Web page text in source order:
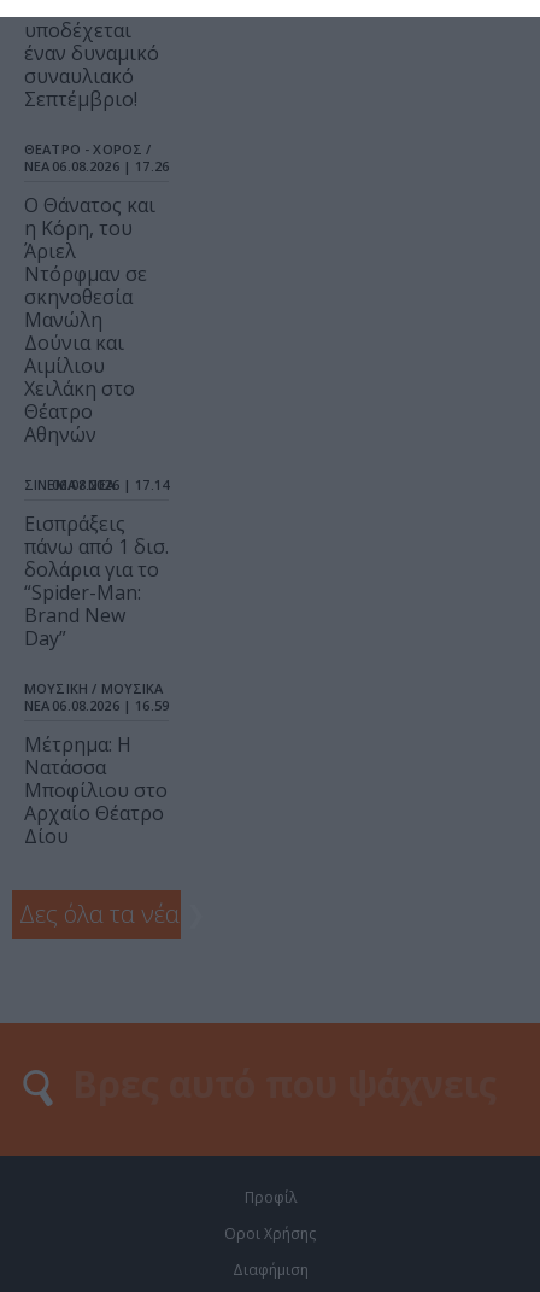
υποδέχεται
έναν δυναμικό
συναυλιακό
Σεπτέμβριο!
ΘΕΑΤΡΟ - ΧΟΡΟΣ /
ΝΕΑ 06.08.2026 | 17.26
Ο Θάνατος και
η Κόρη, του
Άριελ
Ντόρφμαν σε
σκηνοθεσία
Μανώλη
Δούνια και
Αιμίλιου
Χειλάκη στο
Θέατρο
Αθηνών
ΣΙΝΕΜΑ / ΝΕΑ
06.08.2026 | 17.14
Εισπράξεις
πάνω από 1 δισ.
δολάρια για το
“Spider-Man:
Brand New
Day”
ΜΟΥΣΙΚΗ / ΜΟΥΣΙΚΑ
ΝΕΑ 06.08.2026 | 16.59
Μέτρημα: Η
Νατάσσα
Μποφίλιου στο
Αρχαίο Θέατρο
Δίου
Δες όλα τα νέα
Προφίλ
Οροι Χρήσης
Διαφήμιση